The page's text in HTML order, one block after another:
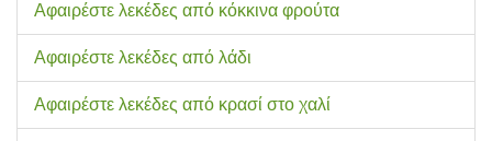
Αφαιρέστε λεκέδες από κόκκινα φρούτα
Αφαιρέστε λεκέδες από λάδι
Αφαιρέστε λεκέδες από κρασί στο χαλί